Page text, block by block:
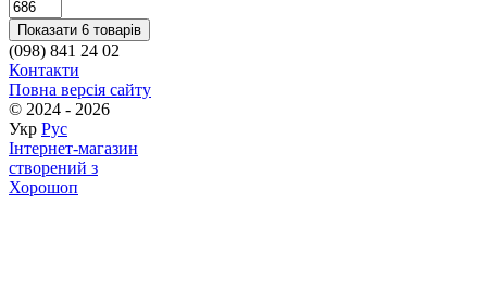
Показати 6 товарів
(098) 841 24 02
Контакти
Повна версія сайту
© 2024 - 2026
Укр Рус
Інтернет-магазин
створений з
Хорошоп